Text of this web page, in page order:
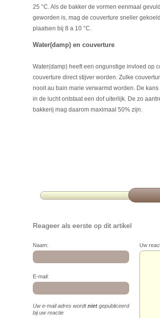
25 °C. Als de bakker de vormen eenmaal
geworden is, mag de couverture sneller
plaatsen bij 8 a 10 °C.
Water(damp) en couverture
Water(damp) heeft een ongunstige invloed op
couverture direct stijver worden. Zulke
nooit au bain marie verwarmd worden. De
in de lucht ontstaat een dof uiterlijk. De zo
bakkerij mag daarom maximaal 50% zijn.
Reageer als eerste op dit artikel
Naam:
E-mail:
Uw e-mail adres wordtnietgepubliceerd
bij uw reactie
Uw